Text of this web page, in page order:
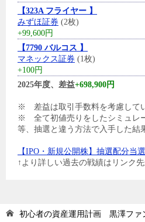
【323A フライヤー 】
みずほ証券 (2枚)
+99,600円
【7790 バルコス 】
マネックス証券 (1枚)
+100円
2025年度、差益+698,900円
※ 差益は取引手数料を考慮して
※ 全て初値売りをしたシミュレ
等、抽選と違う方法で入手した結
【IPO・新規公開株】抽選配分当
↑より詳しい過去の戦績はリンク先
初心者の資産運用計画 黒澤ファ